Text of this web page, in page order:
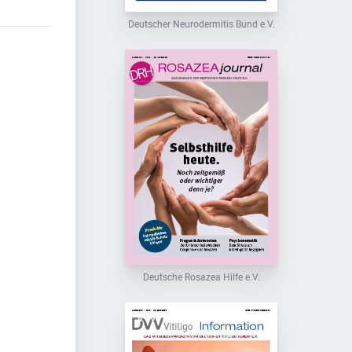
Deutscher Neurodermitis Bund e.V.
Deutsche Rosazea Hilfe e.V.